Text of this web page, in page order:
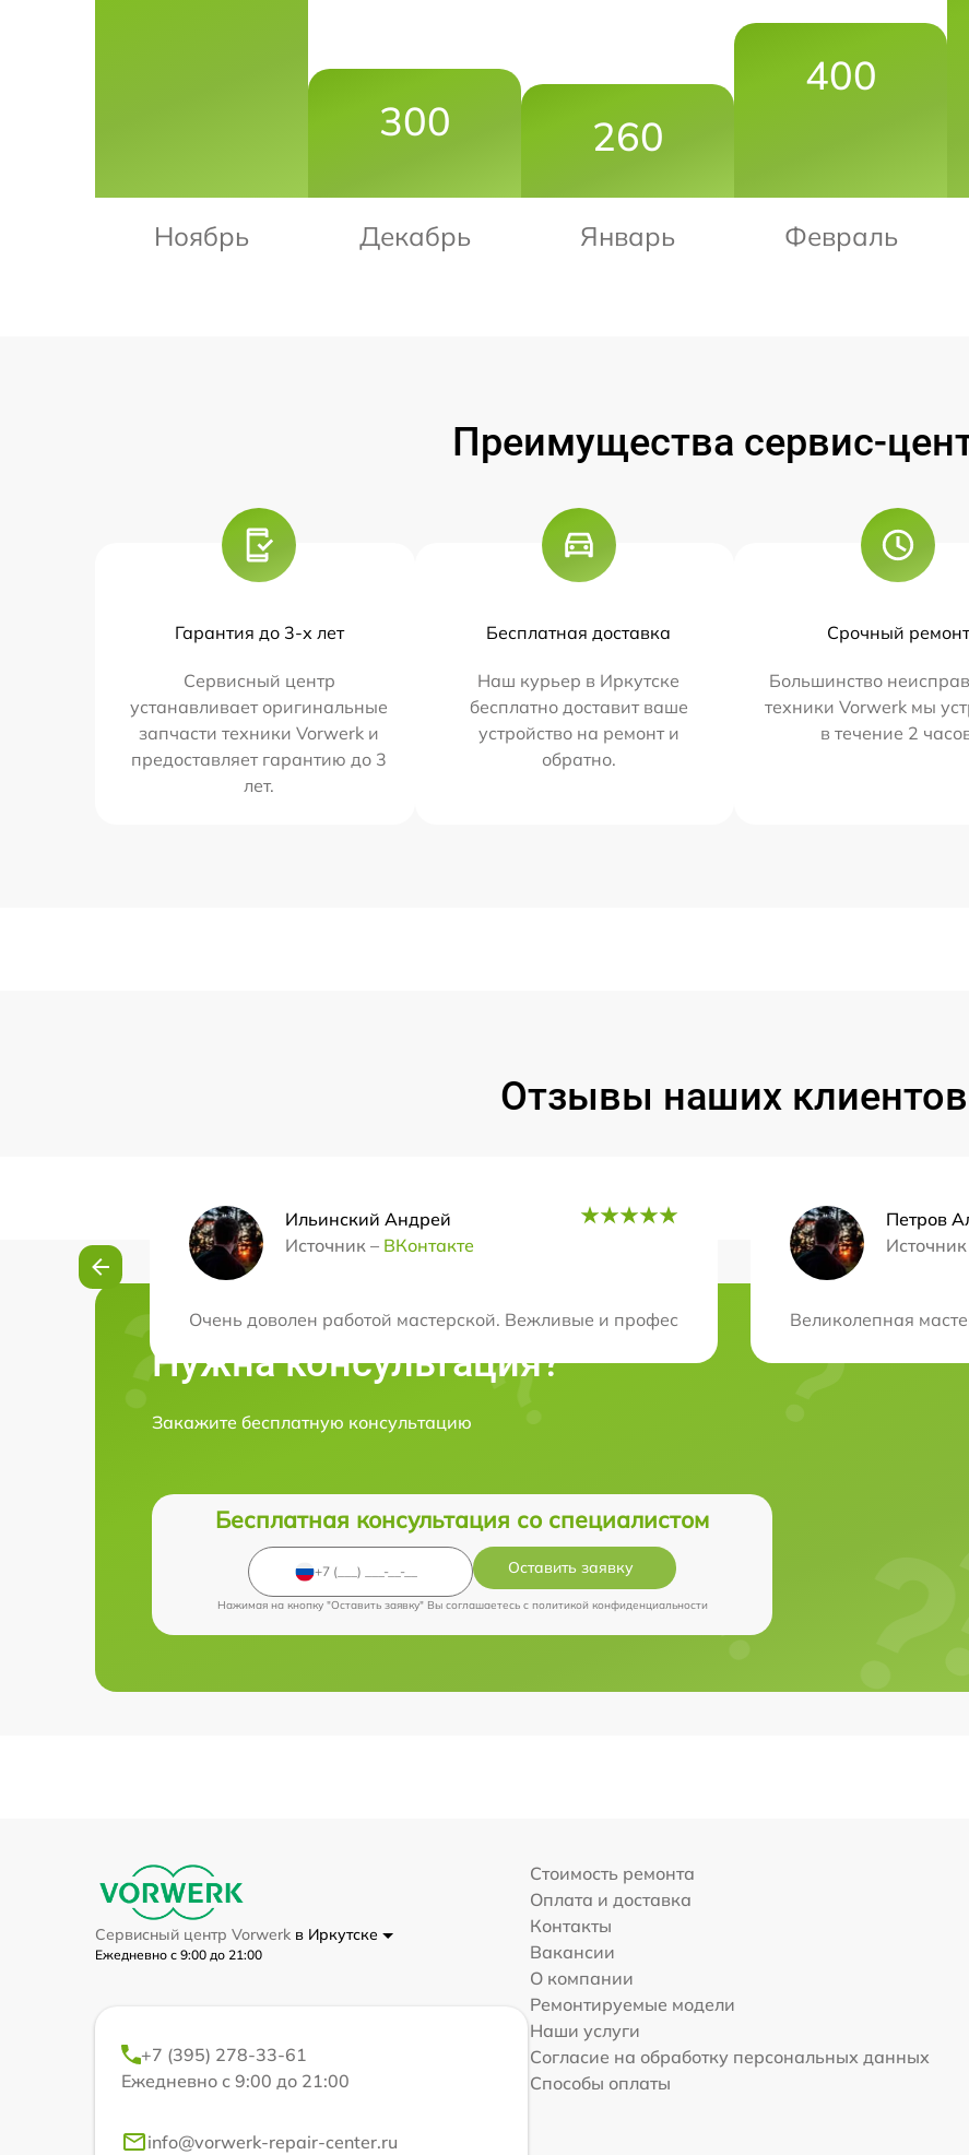
Ноябрь
300
Декабрь
260
Январь
400
Февраль
Преимущества сервис-
Гарантия до 3-х лет
Сервисный центр
устанавливает оригинальные
запчасти техники Vorwerk и
предоставляет гарантию до 3
лет.
Бесплатная доставка
Наш курьер в Иркутске
бесплатно доставит ваше
устройство на ремонт и
обратно.
Срочный ремонт
Большинство
техники Vorwerk мы
в течение 2
Отзывы наших клиентов
Ильинский Андрей
Источник – ВКонтакте
Очень доволен работой мастерской. Вежливые и профессиональные сотрудники
Петров
Источник
Великолепная
Нужна консультация?
Закажите бесплатную консультацию
Бесплатная консультация со специалистом
Оставить заявку
Нажимая на кнопку "Оставить заявку" Вы соглашаетесь c политикой конфиденциальности
Сервисный центр Vorwerk в Иркутске
Ежедневно с 9:00 до 21:00
+7 (395) 278-33-61
Ежедневно с 9:00 до 21:00
info@vorwerk-repair-center.ru
Стоимость ремонта
Оплата и доставка
Контакты
Вакансии
О компании
Ремонтируемые модели
Наши услуги
Согласие на обработку персональных данных
Способы оплаты